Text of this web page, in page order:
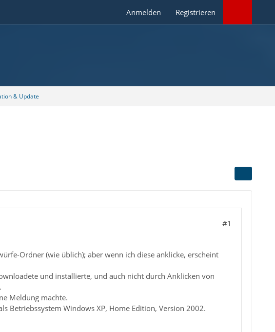
Anmelden Registrieren
& Update
#1
Ordner (wie üblich); aber wenn ich diese anklicke, erscheint
und installierte, und auch nicht durch Anklicken von
Meldung machte.
Betriebssystem Windows XP, Home Edition, Version 2002.